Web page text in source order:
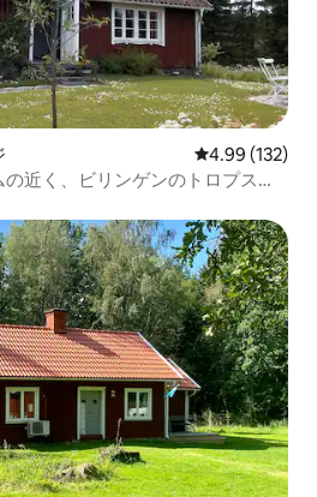
レビュー132
4.99 (132)
近く、ビリンゲンのトロプスト